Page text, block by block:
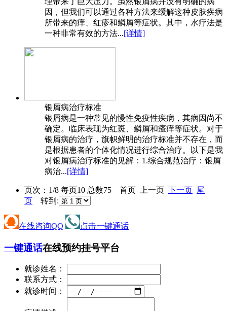
因，但我们可以通过各种方法来缓解这种皮肤疾病
所带来的痒、红疹和鳞屑等症状。其中，水疗法是
一种非常有效的方法...[详情]
银屑病治疗标准
银屑病是一种常见的慢性免疫性疾病，其病因尚不
确定。临床表现为红斑、鳞屑和瘙痒等症状。对于
银屑病的治疗，旗帜鲜明的治疗标准并不存在，而
是根据患者的个体化情况进行综合治疗。以下是我
对银屑病治疗标准的见解：1.综合规范治疗：银屑
病治...[详情]
页次：1/8 每页10 总数75 首页 上一页 下一页 尾
页 转到:
在线咨询QQ 点击一键通话
一键通话在线预约挂号平台
就诊姓名：
联系方式：
就诊时间：